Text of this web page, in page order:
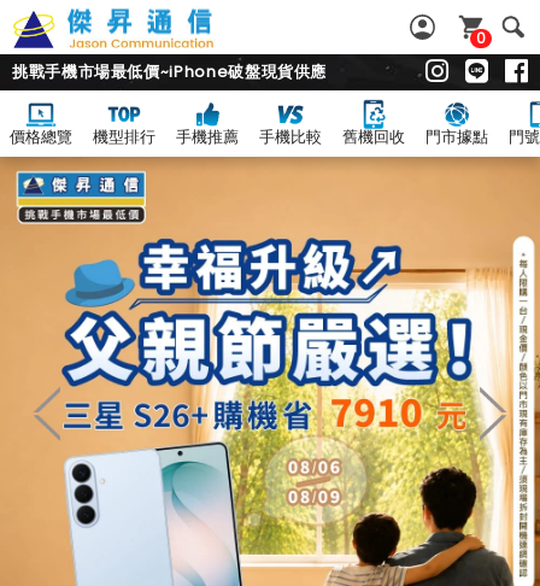
0
挑戰手機市場最低價~iPhone破盤現貨供應
價格總覽 機型排行 手機推薦 手機比較 舊機回收 門市據點 門